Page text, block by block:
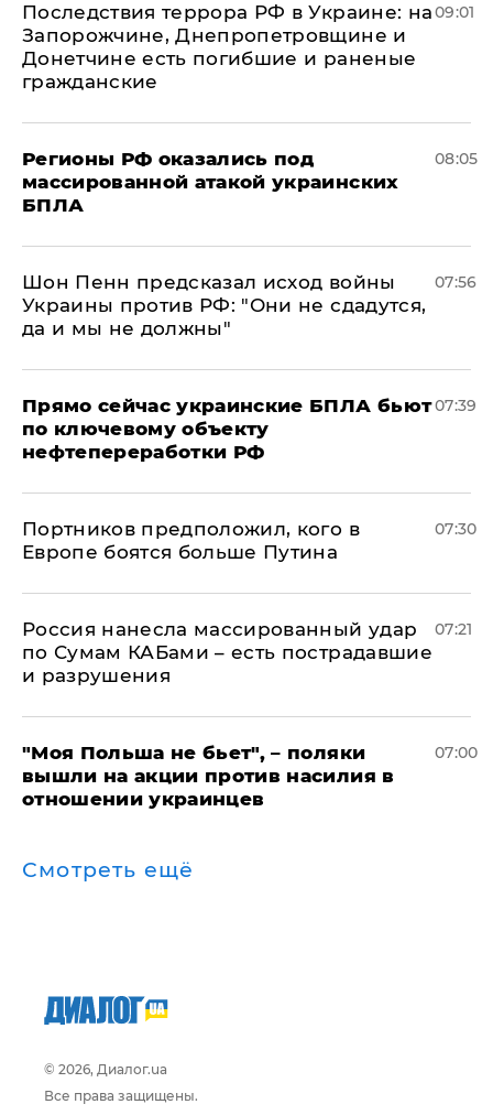
Последствия террора РФ в Украине: на
Запорожчине, Днепропетровщине и
Донетчине есть погибшие и раненые
гражданские
09:01
Регионы РФ оказались под
массированной атакой украинских
БПЛА
08:05
Шон Пенн предсказал исход войны
Украины против РФ: "Они не сдадутся,
да и мы не должны"
07:56
Прямо сейчас украинские БПЛА бьют
по ключевому объекту
нефтепереработки РФ
07:39
Портников предположил, кого в
Европе боятся больше Путина
07:30
Россия нанесла массированный удар
по Сумам КАБами – есть пострадавшие
и разрушения
07:21
"Моя Польша не бьет", – поляки
вышли на акции против насилия в
отношении украинцев
07:00
Смотреть ещё
© 2026, Диалог.ua
Все права защищены.